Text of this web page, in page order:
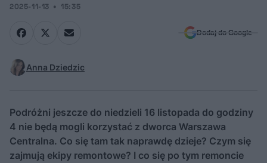
2025-11-13 15:35
Dodaj do Google
Anna Dziedzic
Podróżni jeszcze do niedzieli 16 listopada do godziny
4 nie będą mogli korzystać z dworca Warszawa
Centralna. Co się tam tak naprawdę dzieje? Czym się
zajmują ekipy remontowe? I co się po tym remoncie